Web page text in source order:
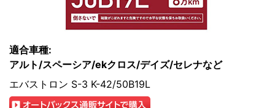
適合車種:
アルト/スペーシア/ekクロス/デイズ/セレナなど
エバストロン S-3 K-42/50B19L